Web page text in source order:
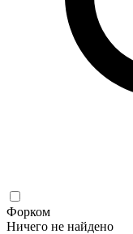
Форком
Ничего не найдено